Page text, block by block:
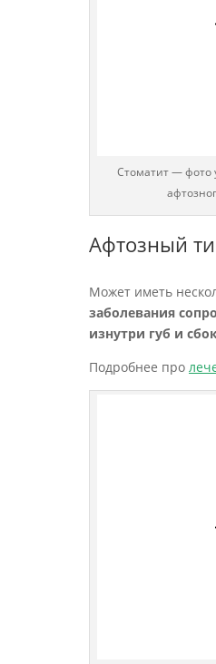
Стоматит — фото
Афтозный
Может иметь
заболевания
изнутри губ и
Подробнее про